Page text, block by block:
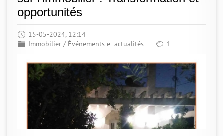
opportunités
15-05-2024, 12:14
Immobilier / Événements et actualités 1